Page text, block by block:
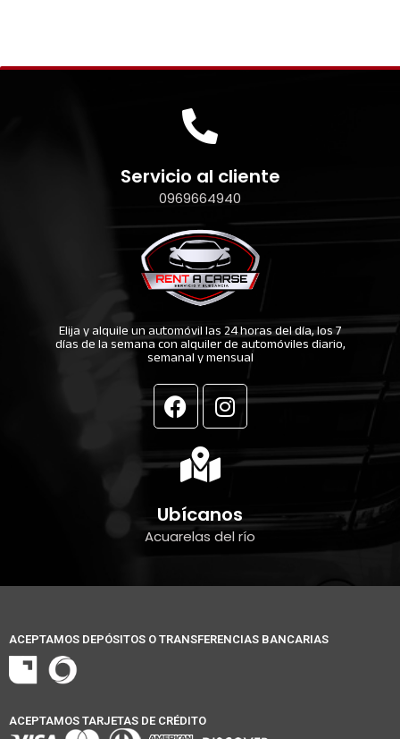
Servicio al cliente
0969664940
Elija y alquile un automóvil las 24 horas del día, los 7
días de la semana con alquiler de automóviles diario,
semanal y mensual
F
a
e
b
o
o
k
I
n
g
r
a
Ubícanos
Acuarelas del río
ACEPTAMOS DEPÓSITOS O TRANSFERENCIAS BANCARIAS
ACEPTAMOS TARJETAS DE CRÉDITO